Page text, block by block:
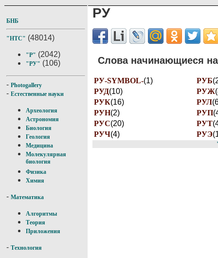
БНБ
"НТС" (48014)
"Р" (2042)
"РУ" (106)
- Photogallery
- Естественные науки
Археология
Астрономия
Биология
Геология
Медицина
Молекулярная
биология
Физика
Химия
- Математика
Алгоритмы
Теория
Приложения
- Технология
РУ
Слова начинающиеся
РУ-SYMBOL-(1) РУБ
РУД(10) РУЖ
РУК(16) РУЛ
РУН(2) РУП
РУС(20) РУТ
РУЧ(4) РУЭ